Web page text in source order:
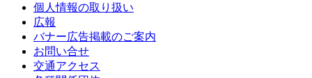
個人情報の取り扱い
広報
バナー広告掲載のご案内
お問い合せ
交通アクセス